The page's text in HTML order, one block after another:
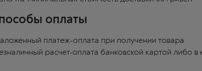
оплаты
платеж-оплата при получении товара
расчет-оплата банковской картой либо в